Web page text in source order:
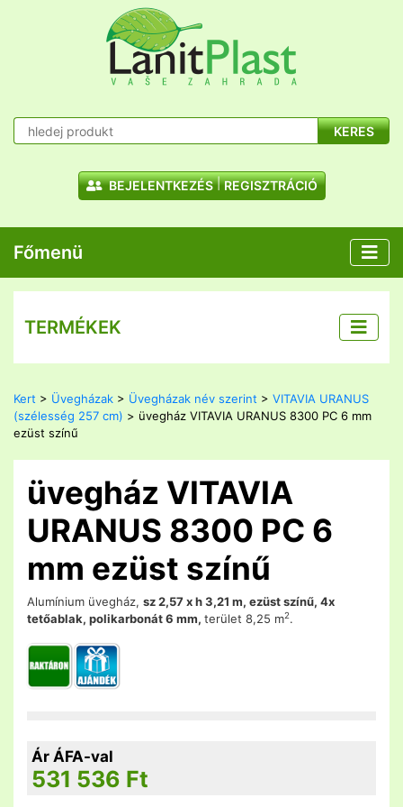
KERES
BEJELENTKEZÉS REGISZTRÁCIÓ
Főmenü
TERMÉKEK
Kert > Üvegházak > Üvegházak név szerint > VITAVIA URANUS
(szélesség 257 cm) > üvegház VITAVIA URANUS 8300 PC 6 mm
ezüst színű
üvegház VITAVIA
URANUS 8300 PC 6
mm ezüst színű
Alumínium üvegház, sz 2,57 x h 3,21 m, ezüst színű, 4x
tetőablak, polikarbonát 6 mm, terület 8,25 m2.
Ár ÁFA-val
531 536 Ft